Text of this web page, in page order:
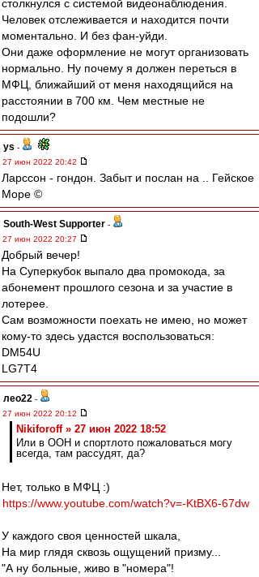
столкнулся с системой видеонаблюдения.
Человек отслеживается и находится почти
моментально. И без фан-уйди.
Они даже оформление не могут организовать
нормально. Ну почему я должен переться в
МФЦ, ближайший от меня находящийся на
расстоянии в 700 км. Чем местные не
подошли?
ys -
27 июн 2022 20:42
Ларссон - гондон. Забыт и послан на .. Гейское
Море ©
South-West Supporter -
27 июн 2022 20:27
Добрый вечер!
На Суперкубок выпало два промокода, за
абонемент прошлого сезона и за участие в
лотерее.
Сам возможности поехать не имею, но может
кому-то здесь удастся воспользоваться:
DM54U
LG7T4
лео22 -
27 июн 2022 20:12
Nikiforoff » 27 июн 2022 18:52
Или в ООН и спортлото пожаловаться могу
всегда, там рассудят, да?
Нет, только в МФЦ :)
https://www.youtube.com/watch?v=-KtBX6-67dw
У каждого своя ценностей шкала,
На мир глядя сквозь ощущений призму...
"А ну больные, живо в "номера"!